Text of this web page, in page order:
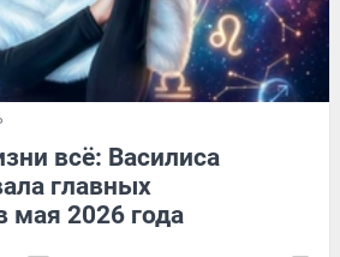
всё: Василиса
главных
мая 2026 года